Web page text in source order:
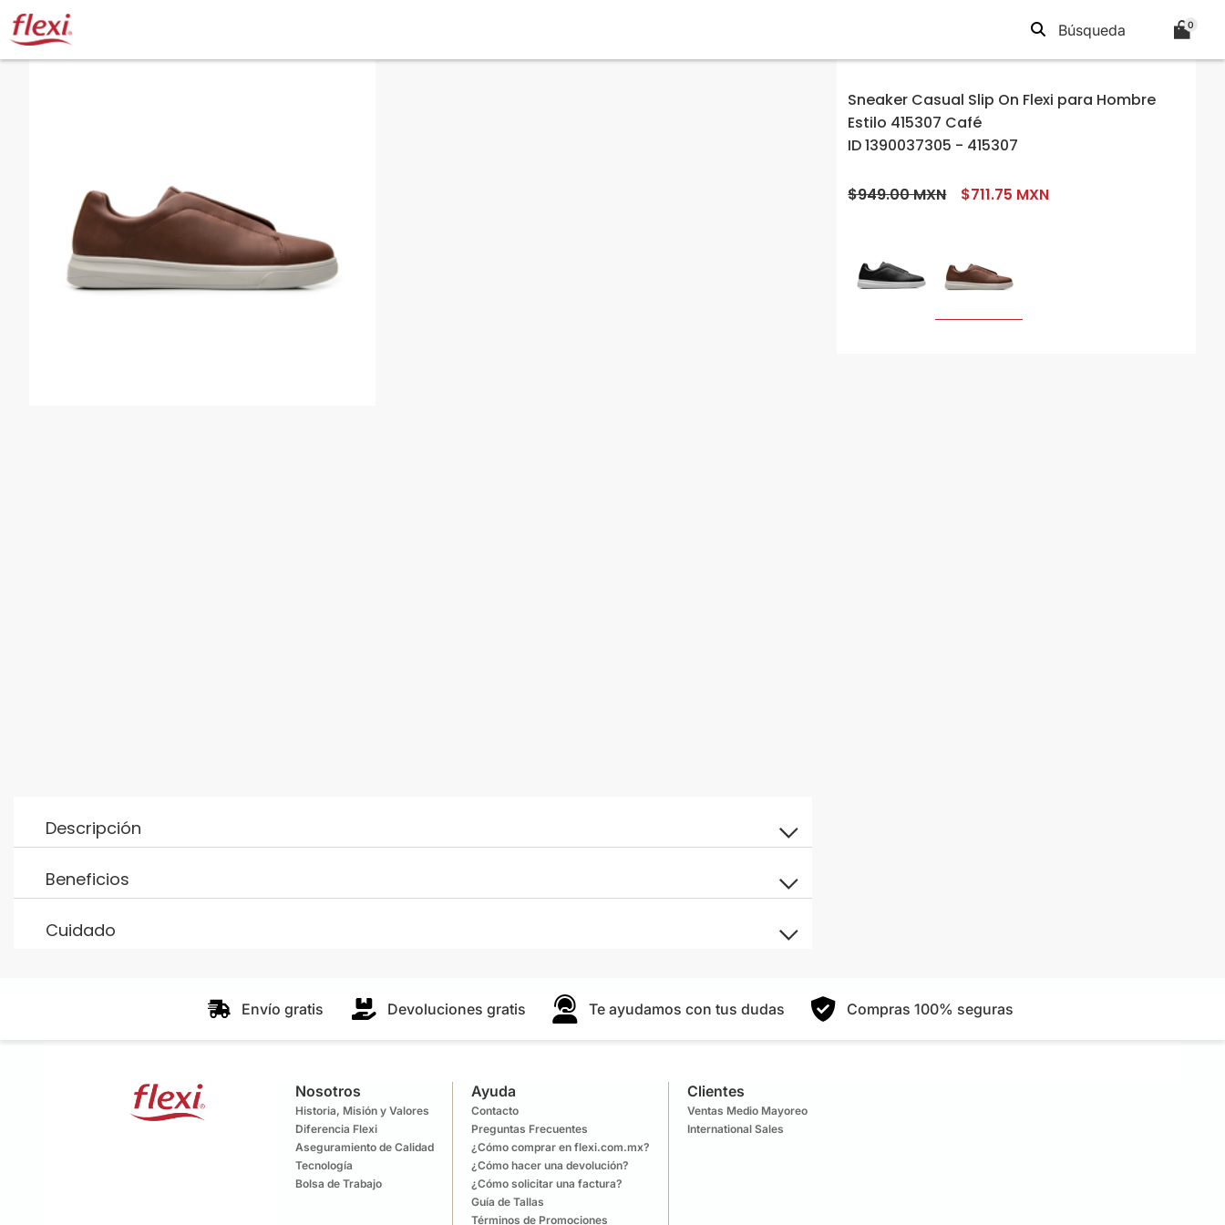
0
Sneaker Casual Slip On Flexi para Hombre
Estilo 415307 Café
ID 1390037305 - 415307
$949.00 MXN $711.75 MXN
Descripción
Beneficios
Cuidado
Envío gratis Devoluciones gratis Te ayudamos con tus dudas Compras 100% seguras
Nosotros
Historia, Misión y Valores
Diferencia Flexi
Aseguramiento de Calidad
Tecnología
Bolsa de Trabajo
Ayuda
Contacto
Preguntas Frecuentes
¿Cómo comprar en flexi.com.mx?
¿Cómo hacer una devolución?
¿Cómo solicitar una factura?
Guía de Tallas
Términos de Promociones
Clientes
Ventas Medio Mayoreo
International Sales